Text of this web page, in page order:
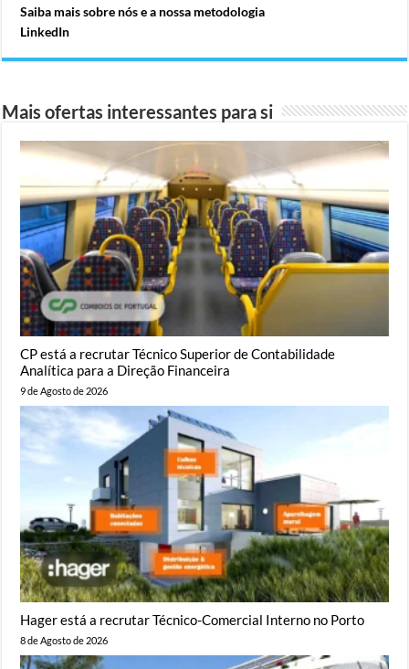
Saiba mais sobre nós e a nossa metodologia
LinkedIn
Mais ofertas interessantes para si
CP está a recrutar Técnico Superior de Contabilidade
Analítica para a Direção Financeira
9 de Agosto de 2026
Hager está a recrutar Técnico-Comercial Interno no Porto
8 de Agosto de 2026